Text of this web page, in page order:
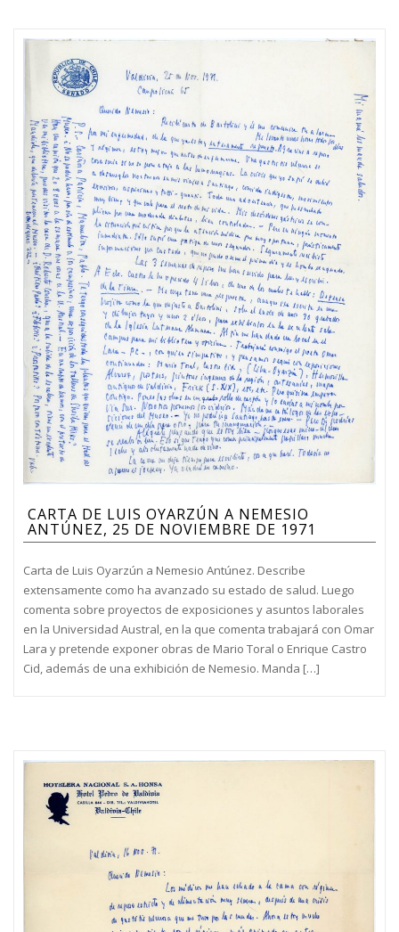
CARTA DE LUIS OYARZÚN A NEMESIO
ANTÚNEZ, 25 DE NOVIEMBRE DE 1971
Carta de Luis Oyarzún a Nemesio Antúnez. Describe
extensamente como ha avanzado su estado de salud. Luego
comenta sobre proyectos de exposiciones y asuntos laborales
en la Universidad Austral, en la que comenta trabajará con Omar
Lara y pretende exponer obras de Mario Toral o Enrique Castro
Cid, además de una exhibición de Nemesio. Manda […]